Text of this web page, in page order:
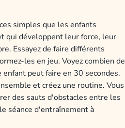
simples que les enfants
qui développent leur force, leur
Essayez de faire différents
les en jeu. Voyez combien de
peut faire en 30 secondes.
et créez une routine. Vous
des sauts d'obstacles entre les
séance d'entraînement à